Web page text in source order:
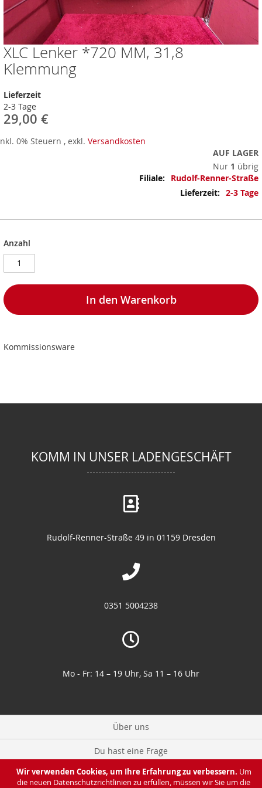
Wir verwenden Cookies, um Ihre Erfahrung zu verbessern. Um
die neuen Datenschutzrichtlinien zu erfüllen, müssen wir Sie um die
XLC Lenker *720 MM, 31,8
Klemmung
Lieferzeit
2-3 Tage
29,00 €
0% Steuern , exkl. Versandkosten
AUF LAGER
Nur 1 übrig
Mehr
Informationen
Rudolf-Renner-Straße
2-3 Tage
Anzahl
In den Warenkorb
Kommissionsware
Zum
Anfang
der
springen
KOMM IN UNSER LADENGESCHÄFT
Rudolf-Renner-Straße 49 in 01159 Dresden
0351 5004238
Mo - Fr: 14 – 19 Uhr, Sa 11 – 16 Uhr
Über uns
Du hast eine Frage
Zahlung & Lieferung